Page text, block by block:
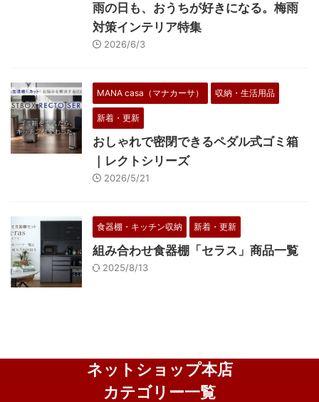
雨の日も、おうちが好きになる。梅雨
対策インテリア特集
2026/6/3
MANA casa（マナカーサ） 収納・生活用品
新着・更新
おしゃれで密閉できるペダル式ゴミ箱
｜レクトシリーズ
2026/5/21
食器棚・キッチン収納 新着・更新
組み合わせ食器棚「セラス」商品一覧
2025/8/13
ネットショップ本店
カテゴリー一覧